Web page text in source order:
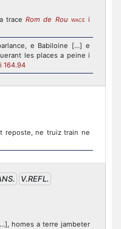
trace Rom de Rou WACE i
e Babiloine [...] e
les places a peine i
i 164.94
reposte, ne truiz train ne
V.REFL.
homes a terre jambeter